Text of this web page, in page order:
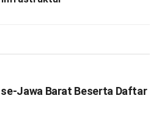
se-Jawa Barat Beserta Daftar